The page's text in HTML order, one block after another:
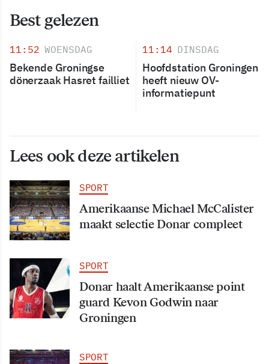
Best gelezen
11:52 WOENSDAG
Bekende Groningse
dönerzaak Hasret failliet
11:14 DINSDAG
Hoofdstation Groningen
heeft nieuw OV-
informatiepunt
Lees ook deze artikelen
SPORT
Amerikaanse Michael McCalister
maakt selectie Donar compleet
SPORT
Donar haalt Amerikaanse point
guard Kevon Godwin naar
Groningen
SPORT